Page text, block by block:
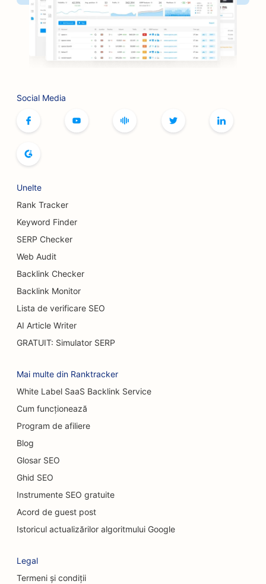
SEO pentru librării
SEO pentru restaurantele BBQ
SEO pentru fabricile de bere
SEO pentru serviciile de augmentare mamară
SEO pentru Burger Trucks
SEO pentru magazinele de prăjituri
SEO pentru dealerii auto
SEO pentru chirurgi pentru arși
SEO pentru cafenele
SEO pentru magazine de covoare și pardoseli
SEO pentru restaurantele Casual Dining
SEO pentru chiropracticieni
SEO pentru serviciile de curățenie
SEO pentru firmele de consultanță
Social Media
Unelte
Rank Tracker
Keyword Finder
SERP Checker
Web Audit
Backlink Checker
Backlink Monitor
Lista de verificare SEO
AI Article Writer
GRATUIT: Simulator SERP
Mai multe din Ranktracker
White Label SaaS Backlink Service
Cum funcționează
Program de afiliere
Blog
Glosar SEO
Ghid SEO
Instrumente SEO gratuite
Acord de guest post
Istoricul actualizărilor algoritmului Google
Legal
Termeni și condiții